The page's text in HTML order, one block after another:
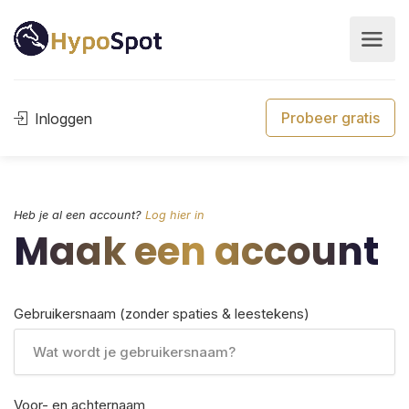
Inloggen Probeer gratis
Heb je al een account? Log hier in
Maak een account
Gebruikersnaam (zonder spaties & leestekens)
Voor- en achternaam